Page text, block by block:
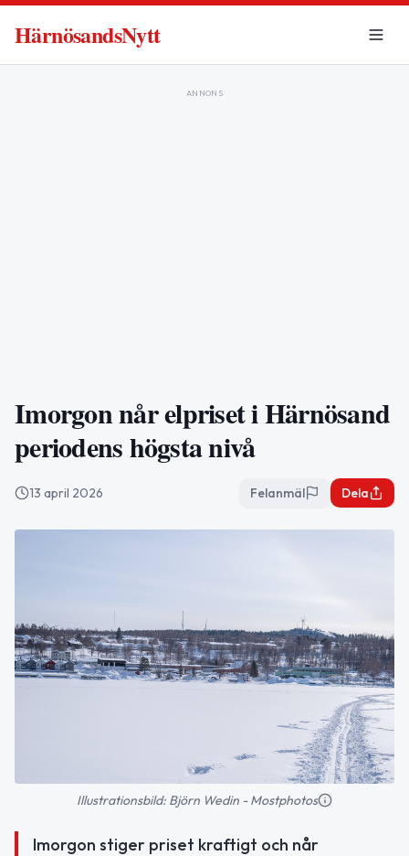
HärnösandsNytt
ANNONS
Imorgon når elpriset i Härnösand
periodens högsta nivå
13 april 2026 Felanmäl Dela
Illustrationsbild: Björn Wedin - Mostphotos
Imorgon stiger priset kraftigt och når